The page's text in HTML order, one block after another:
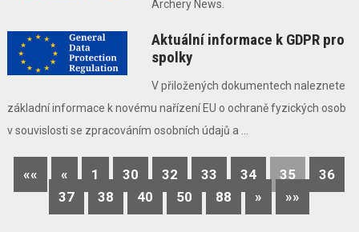
Archery News.
Aktuální informace k GDPR pro
spolky
V přiložených dokumentech naleznete
základní informace k novému nařízení EU o ochraně fyzických osob
v souvislosti se zpracováním osobních údajů a ...
«« « 1 30 32 33 34 35
36
37
38 40 50 88 » »»